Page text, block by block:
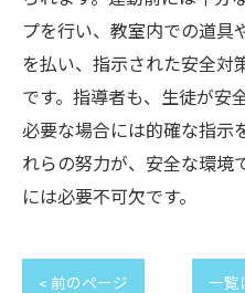
プを行い、教室内での道具
を払い、指示された安全対
です。指導者も、生徒が安
必要な場合には的確な指示
れらの努力が、安全な環境
には必要不可欠です。
< 前のページ 一覧